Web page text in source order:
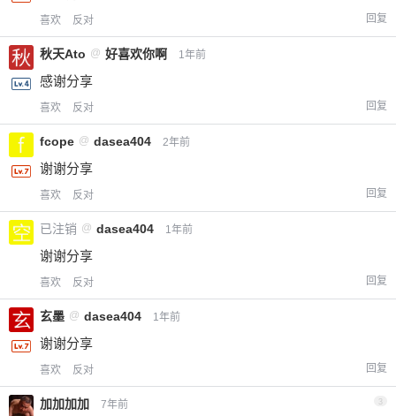
喜欢 反对 回复
秋天Ato @ 好喜欢你啊 1年前
感谢分享
喜欢 反对 回复
fcope @ dasea404 2年前
谢谢分享
喜欢 反对 回复
已注销 @ dasea404 1年前
谢谢分享
喜欢 反对 回复
玄墨 @ dasea404 1年前
谢谢分享
喜欢 反对 回复
加加加加 7年前 3